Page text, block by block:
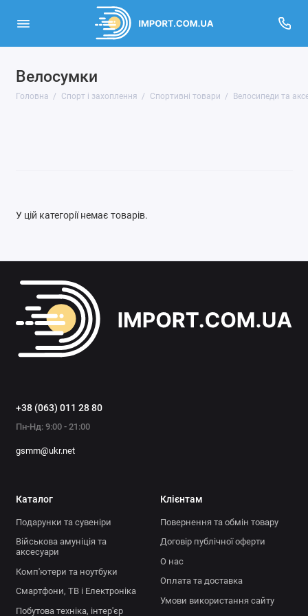
Велосумки
Головна Спорт і захоплення Спортивні товари Велосипеди та
Активний відпочинок, туризм та хобі
У цій категорії немає товарів.
+38 (063) 011 28 80
Пн-Нд: 9:00 - 21:00
gsmm@ukr.net
Каталог
Подарунки та сувеніри
Військова амуніція та
аксесуари
Комп'ютери та ноутбуки
Смартфони, ТВ і Електроніка
Побутова техніка, інтер'єр
Клієнтам
Повернення та обмін товару
Договір публічної оферти
О нас
Оплата та доставка
Умови використання сайту